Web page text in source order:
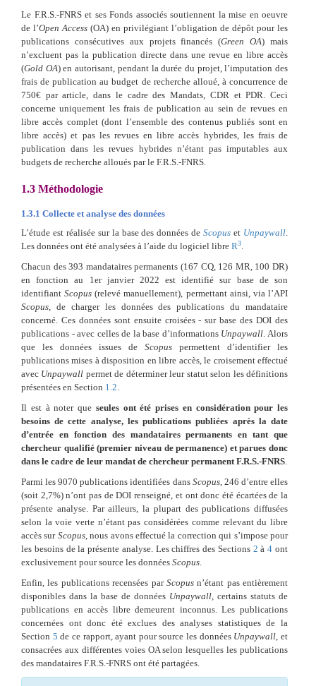
Le F.R.S.-FNRS et ses Fonds associés soutiennent la mise en oeuvre
de l’Open Access (OA) en privilégiant l’obligation de dépôt pour les
publications consécutives aux projets financés (Green OA) mais
n’excluent pas la publication directe dans une revue en libre accès
(Gold OA) en autorisant, pendant la durée du projet, l’imputation des
frais de publication au budget de recherche alloué, à concurrence de
750€ par article, dans le cadre des Mandats, CDR et PDR. Ceci
concerne uniquement les frais de publication au sein de revues en
libre accès complet (dont l’ensemble des contenus publiés sont en
libre accès) et pas les revues en libre accès hybrides, les frais de
publication dans les revues hybrides n’étant pas imputables aux
budgets de recherche alloués par le F.R.S.-FNRS.
1.3 Méthodologie
1.3.1 Collecte et analyse des données
L’étude est réalisée sur la base des données deScopus et Unpaywall
Les données ont été analysées à l’aide du logiciel libre R3
Chacun des 393 mandataires permanents (167 CQ, 126 MR, 100 DR)
en fonction au 1er janvier 2022 est identifié sur base de son
identifiantScopus (relevé manuellement), permettant ainsi, via l’API
Scopus , de charger les données des publications du mandataire
concerné. Ces données sont ensuite croisées - sur base des DOI des
publications - avec celles de la base d’informations Unpaywall . Alors
que les données issues de Scopus permettent d’identifier les
publications mises à disposition en libre accès, le croisement effectué
avec Unpaywall permet de déterminer leur statut selon les définitions
présentées en Section 1.2
Il est à noter que seules ont été prises en considération pour les
besoins de cette analyse, les publications publiées après la date
d’entrée en fonction des mandataires permanents en tant que
chercheur qualifié (premier niveau de permanence) et parues donc
dans le cadre de leur mandat de chercheur permanent F.R.S.-FNRS
Parmi les 9070 publications identifiées dans Scopus, 246 d’entre elles
(soit 2,7%) n’ont pas de DOI renseigné, et ont donc été écartées de la
présente analyse. Par ailleurs, la plupart des publications diffusées
selon la voie verte n’étant pas considérées comme relevant du libre
accès sur Scopus, nous avons effectué la correction qui s’impose pour
les besoins de la présente analyse. Les chiffres des Sections 2 à4 ont
exclusivement pour source les données Scopus
Enfin, les publications recensées par Scopusn’étant pas entièrement
disponibles dans la base de données Unpaywall , certains statuts de
publications en accès libre demeurent inconnus. Les publications
concernées ont donc été exclues des analyses statistiques de la
Section 5 de ce rapport, ayant pour source les données Unpaywall , et
consacrées aux différentes voies OA selon lesquelles les publications
des mandataires F.R.S.-FNRS ont été partagées.